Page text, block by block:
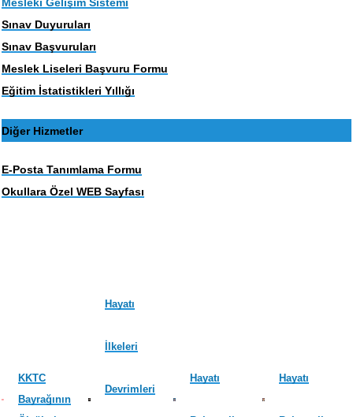
Mesleki Gelişim Sistemi
Sınav Duyuruları
Sınav Başvuruları
Meslek Liseleri Başvuru Formu
Eğitim İstatistikleri Yıllığı
Diğer Hizmetler
E-Posta Tanımlama Formu
Okullara Özel WEB Sayfası
KKTC
Bayrağının
Hayatı
İlkeleri
Devrimleri
Hayatı Hayatı